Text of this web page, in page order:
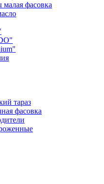
фасовка
тараз
фасовка